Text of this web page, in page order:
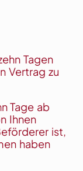
Tagen
Vertrag zu
Tage ab
Ihnen
ist,
haben